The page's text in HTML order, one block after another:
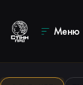
Меню